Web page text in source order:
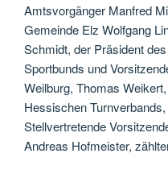
Amtsvorgänger Manfred
Gemeinde Elz Wolfgang
Schmidt, der Präsident
Sportbunds und
Weilburg, Thomas
Hessischen
Stellvertretende
Andreas Hofmeister,